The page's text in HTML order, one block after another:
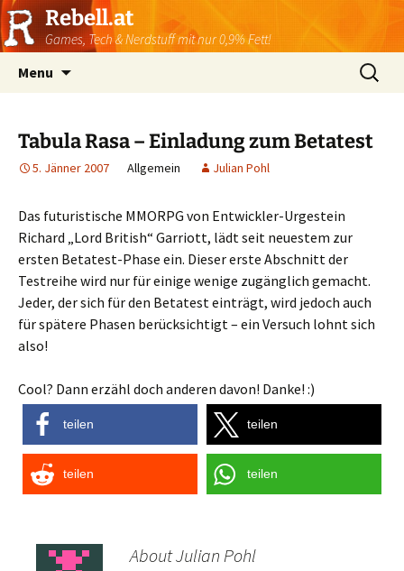
Rebell.at
Games, Tech & Nerdstuff mit nur 0,9% Fett!
Menu
Suchen
nach:
Tabula Rasa – Einladung zum Betatest
5. Jänner 2007 Allgemein Julian Pohl
Das futuristische MMORPG von Entwickler-Urgestein
Richard „Lord British“ Garriott, lädt seit neuestem zur
ersten Betatest-Phase ein. Dieser erste Abschnitt der
Testreihe wird nur für einige wenige zugänglich gemacht.
Jeder, der sich für den Betatest einträgt, wird jedoch auch
für spätere Phasen berücksichtigt – ein Versuch lohnt sich
also!
Cool? Dann erzähl doch anderen davon! Danke! :)
teilen teilen
teilen teilen
About Julian Pohl